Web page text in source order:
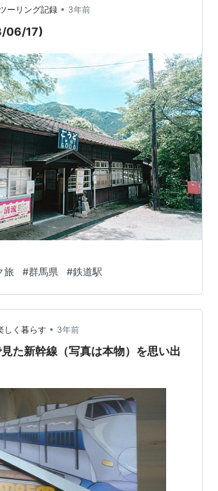
、この度は右足）足の薬指（第４指）に
していたのでした。親に「痛い」と言
ーリング記録 • 3年前
06/17)
旅 #群馬県 #鉄道駅
しく暮らす • 3年前
た新幹線（写真は本物）を思い出